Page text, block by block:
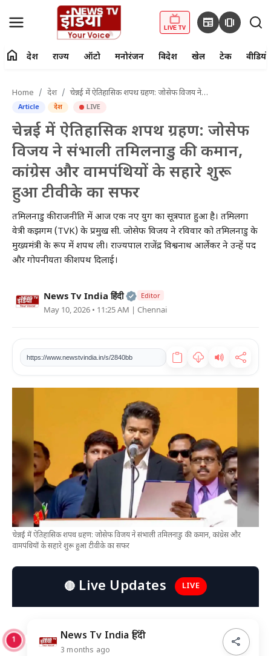
LIVE TV newspaper amp_stories
Home
देश
राज्य
ऑटो
मनोरंजन
विदेश
वीडियो
home देश राज्य ऑटो मनोरंजन विदेश खेल टेक वीडियो
Home देश चेन्नई में ऐतिहासिक शपथ ग्रहण: जोसेफ विजय ने संभाली तमिलनाडु की कमान, कांग्रेस और वामपंथियों के सहारे शुरू हुआ टीवीके का सफर
Article देश LIVE
चेन्नई में ऐतिहासिक शपथ ग्रहण: जोसेफ
विजय ने संभाली तमिलनाडु की कमान,
कांग्रेस और वामपंथियों के सहारे शुरू
हुआ टीवीके का सफर
तमिलनाडु की राजनीति में आज एक नए युग का सूत्रपात हुआ है। तमिलगा
वेत्री कझगम (TVK) के प्रमुख सी. जोसेफ विजय ने रविवार को तमिलनाडु के
मुख्यमंत्री के रूप में शपथ ली। राज्यपाल राजेंद्र विश्वनाथ आर्लेकर ने उन्हें पद
और गोपनीयता की शपथ दिलाई।
News Tv India हिंदी Official | Verified Expert • 27
Editor
May 10, 2026 • 11:25 AM | Chennai
https://www.newstvindia.in/s/2840bb
चेन्नई में ऐतिहासिक शपथ ग्रहण: जोसेफ विजय ने संभाली तमिलनाडु की कमान, कांग्रेस और
वामपंथियों के सहारे शुरू हुआ टीवीके का सफर
🔴 Live Updates LIVE
1 share
News Tv India हिंदी
3 months ago